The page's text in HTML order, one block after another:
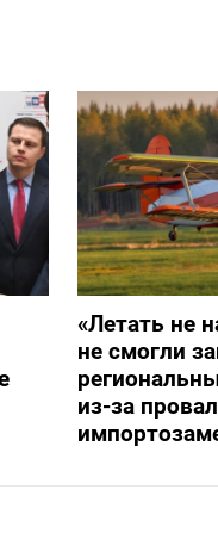
«Летать не
не смогли
из-за